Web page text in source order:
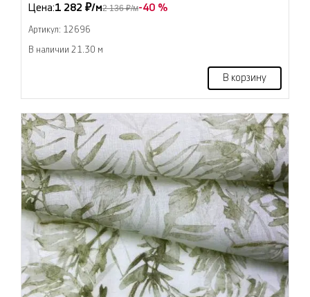
Цена:1 282 ₽/м2 136 ₽/м-40 %
Артикул: 12696
В наличии 21.30 м
В корзину